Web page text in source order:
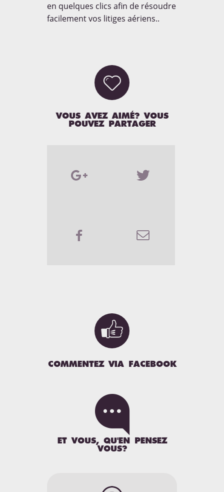
en quelques clics afin de résoudre
facilement vos litiges aériens..

VOUS AVEZ AIMÉ? VOUS
POUVEZ PARTAGER
 
 

COMMENTEZ VIA FACEBOOK

ET VOUS, QU'EN PENSEZ
VOUS?